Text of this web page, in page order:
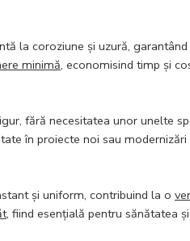
la coroziune și uzură,
minimă, economisind timp și
fără necesitatea unor unelte
în proiecte noi sau
și uniform, contribuind la o
, fiind esențială pentru sănătatea